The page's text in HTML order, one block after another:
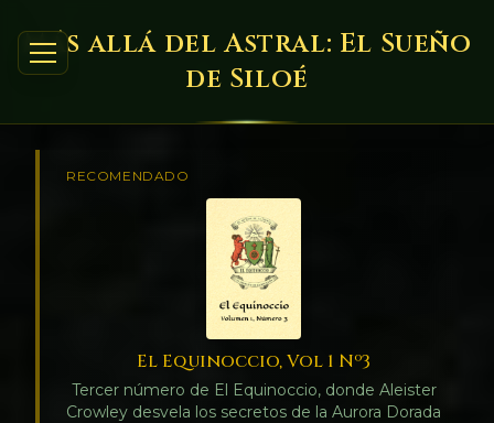
Más allá del Astral: El Sueño
de Siloé
RECOMENDADO
El Equinoccio, Vol 1 Nº3
Tercer número de El Equinoccio, donde Aleister
Crowley desvela los secretos de la Aurora Dorada